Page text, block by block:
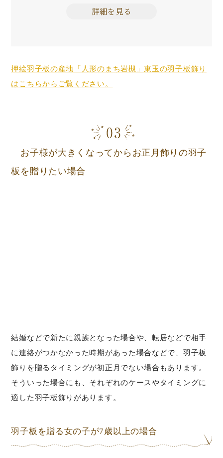
詳細を見る
押絵羽子板の産地「人形のまち岩槻」東玉の羽子板飾り
はこちらからご覧ください。
お子様が大きくなってからお正月飾りの羽子
板を贈りたい場合
結婚などで新たに親族となった場合や、転居などで相手
に連絡がつかなかった時期があった場合などで、羽子板
飾りを贈るタイミングが初正月でない場合もあります。
そういった場合にも、それぞれのケースやタイミングに
適した羽子板飾りがあります。
羽子板を贈る女の子が7歳以上の場合